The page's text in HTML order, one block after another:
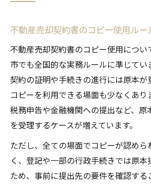
不動産売却契約書のコピー使用ルー
不動産売却契約書のコピー使用につい
市でも全国的な実務ルールに準じてい
契約の証明や手続きの進行には原本が
コピーを利用できる場面も少なくあり
税務申告や金融機関への提出など、原
を受理するケースが増えています。
ただし、全ての場面でコピーが認めら
く、登記や一部の行政手続きでは原本
ため、事前に提出先の要件を確認する